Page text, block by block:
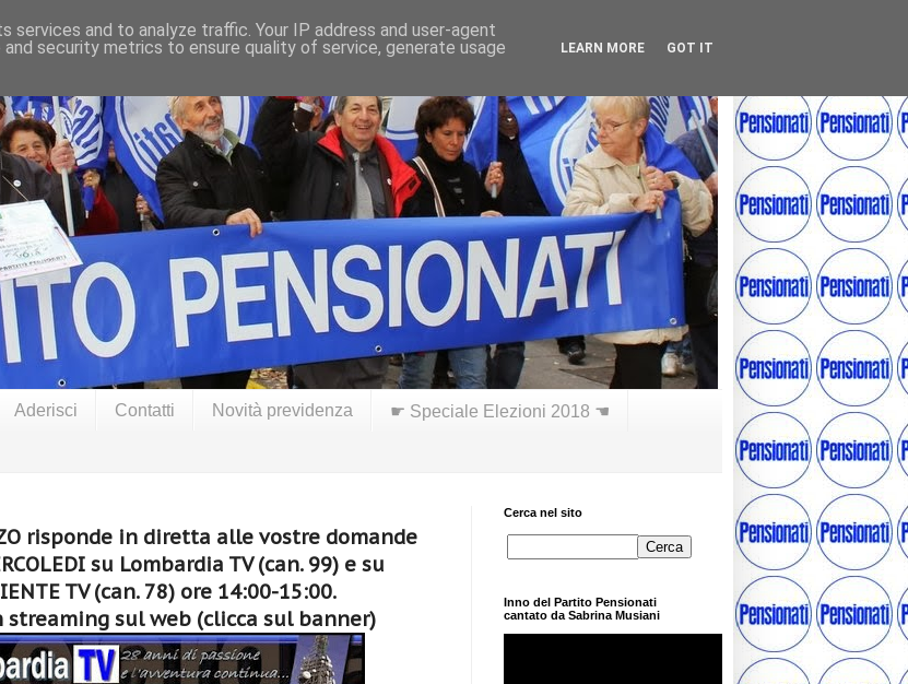
Aderisci Contatti Novità previdenza ☛ Speciale Elezioni 2018 ☚
risponde in diretta alle vostre domande
su Lombardia TV (can. 99) e su
TV (can. 78) ore 14:00-15:00.
streaming sul web (clicca sul banner)
Cerca nel sito
Inno del Partito Pensionati
cantato da Sabrina Musiani
and to analyze traffic. Your IP address and user-agent
security metrics to ensure quality of service, generate usage
LEARN MORE GOT IT